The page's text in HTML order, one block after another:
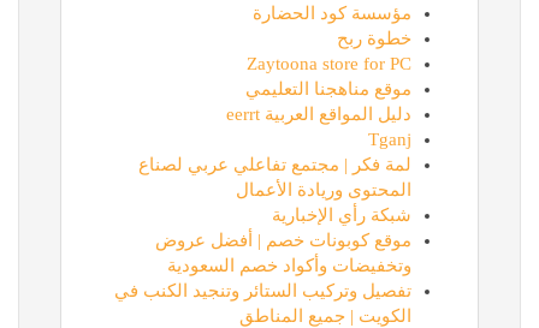
مؤسسة كود الحضارة
خطوة ربح
Zaytoona store for PC
موقع مناهجنا التعليمي
دليل المواقع العربية eerrt
Tganj
لمة فكر | مجتمع تفاعلي عربي لصناع
المحتوى وريادة الأعمال
شبكة رأي الإخبارية
موقع كوبونات خصم | أفضل عروض
وتخفيضات وأكواد خصم السعودية
تفصيل وتركيب الستائر وتنجيد الكنب في
الكويت | جميع المناطق